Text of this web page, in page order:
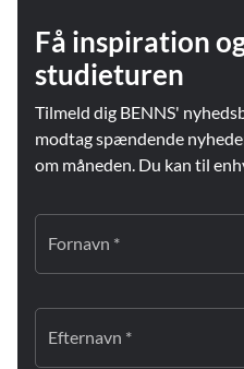
Få inspiration
studieturen
Tilmeld dig BENNS'
modtag spændende
om måneden. Du kan til
Fornavn *
Efternavn *